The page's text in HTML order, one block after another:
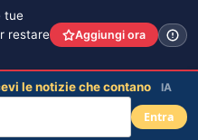
tue
restare
Aggiungi ora
le notizie che contano IA
Entra